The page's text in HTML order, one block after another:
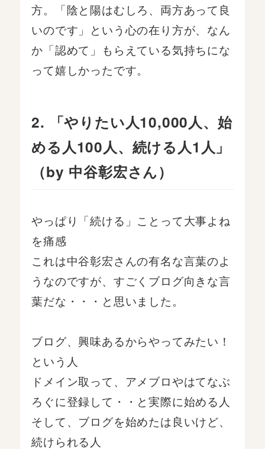
方。「陰と陽はむしろ、両方あって良
いのです」という心の在り方が、なん
か「認めて」もらえている気持ちにな
って嬉しかったです。
2. 「やりたい人10,000人、始
める人100人、続ける人1人」
（by 中谷彰宏さん）
やっぱり「続ける」ことって大事よね
を痛感
これは中谷彰宏さんの有名な言葉のよ
うなのですが、すごくブログ向きな言
葉だな・・・と思いました。
ブログ、興味あるからやってみたい！
という人
ドメイン取って、アメブロやはてなぶ
ろぐに登録して・・と実際に始める人
そして、ブログを始めたは良いけど、
続けられる人